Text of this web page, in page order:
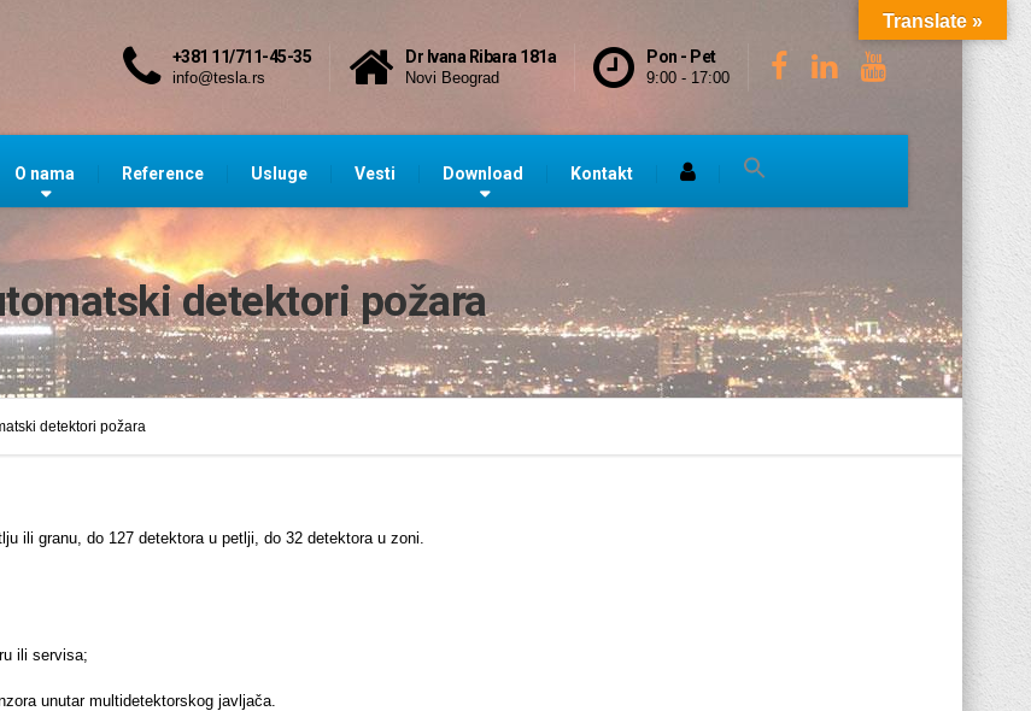
+381 11/711-45-35
info@tesla.rs
Dr Ivana Ribara 181a
Novi Beograd
Pon - Pet
9:00 - 17:00
O nama Reference Usluge Vesti Download Kontakt
detektori požara
detektori požara
ili granu, do 127 detektora u petlji, do 32 detektora u zoni.
ili servisa;
unutar multidetektorskog javljača.
Translate »